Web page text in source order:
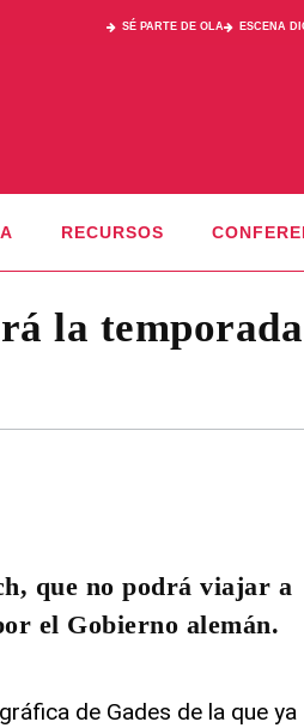
SÉ PARTE DE OLA ESCENA
RECURSOS
la temporada
que no podrá viajar a
el Gobierno alemán.
de Gades de la que ya